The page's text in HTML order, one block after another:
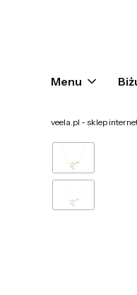
Menu
veela.pl - sklep